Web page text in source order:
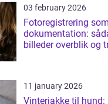
03 february 2026
Fotoregistrering som
dokumentation:
billeder overblik og
11 january 2026
Vinterjakke til hund: